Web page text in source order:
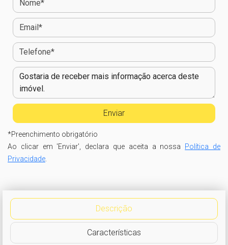
*Preenchimento obrigatório
Ao clicar em 'Enviar', declara que aceita a nossa Política de
Privacidade.
Descrição
Características